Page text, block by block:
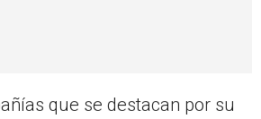
que se destacan por su